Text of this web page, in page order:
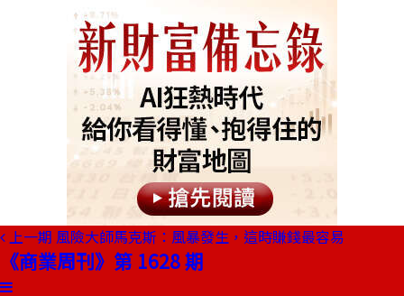
上一期 風險大師馬克斯：風暴發生，這時賺錢最容易
《商業周刊》第 1628 期